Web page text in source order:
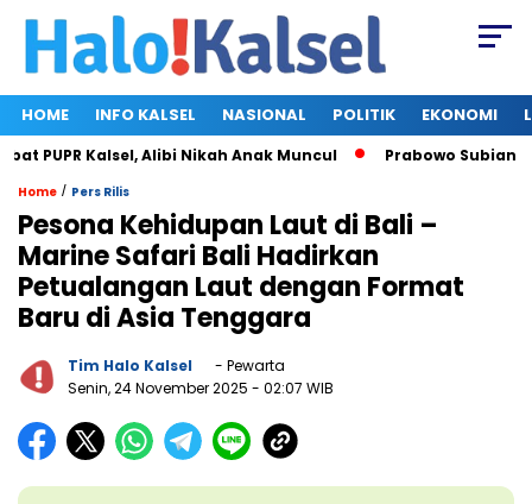
HOME INFO KALSEL NASIONAL POLITIK EKONOMI
Kalsel, Alibi Nikah Anak Muncul Prabowo Subianto
Home / Pers Rilis
Pesona Kehidupan Laut di Bali –
Marine Safari Bali Hadirkan
Petualangan Laut dengan Format
Baru di Asia Tenggara
Tim Halo Kalsel
- Pewarta
Senin, 24 November 2025 - 02:07 WIB